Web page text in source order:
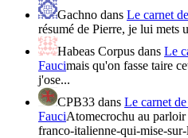
Gachno dans Le carnet
résumé de Pierre, je lui mets
Habeas Corpus dans Le
Faucimais qu'on fasse taire
j'ose...
CPB33 dans Le carnet
FauciAtomecrochu au
franco-italienne-qui-mise-